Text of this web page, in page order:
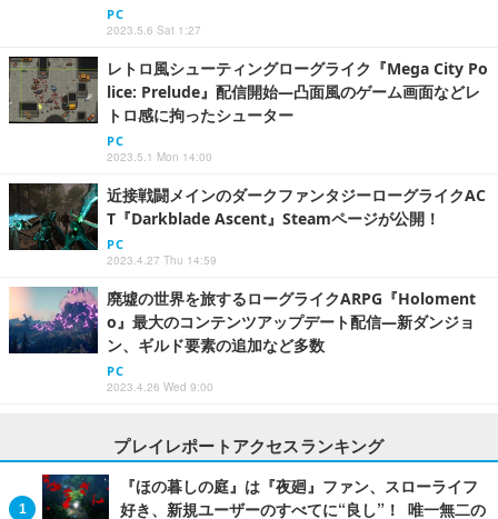
PC
2023.5.6 Sat 1:27
レトロ風シューティングローグライク『Mega City Po
lice: Prelude』配信開始―凸面風のゲーム画面などレ
トロ感に拘ったシューター
PC
2023.5.1 Mon 14:00
近接戦闘メインのダークファンタジーローグライクAC
T『Darkblade Ascent』Steamページが公開！
PC
2023.4.27 Thu 14:59
廃墟の世界を旅するローグライクARPG『Holoment
o』最大のコンテンツアップデート配信―新ダンジョ
ン、ギルド要素の追加など多数
PC
2023.4.26 Wed 9:00
プレイレポートアクセスランキング
『ほの暮しの庭』は『夜廻』ファン、スローライフ
好き、新規ユーザーのすべてに“良し”！ 唯一無二の